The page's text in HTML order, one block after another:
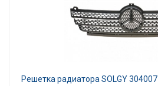
Решетка радиатора SOLGY 304007